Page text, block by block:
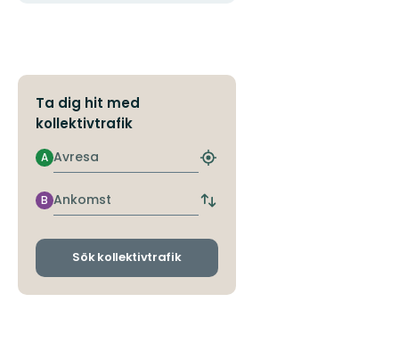
Ta dig hit med
kollektivtrafik
Avresa
A
Hitta
hållplats
Ankomst
B
Byt
och
Sök kollektivtrafik